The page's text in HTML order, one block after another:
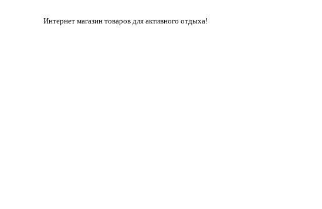
Интернет магазин товаров для активного отдыха!